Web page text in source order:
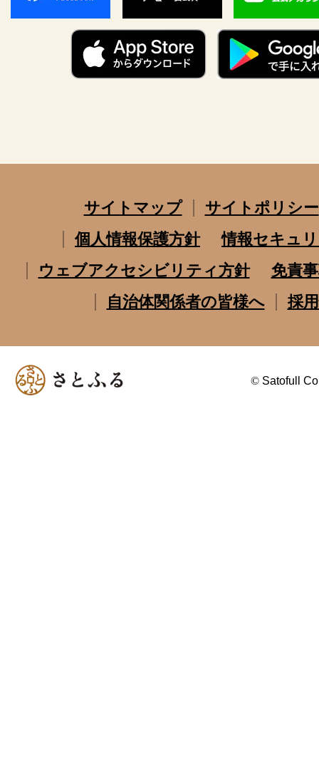
サイトマップ
サイトポリシー
個人情報保護方針
情報セキュ
ウェブアクセシビリティ方針
免責
自治体関係者の皆様へ
採
© Satofull